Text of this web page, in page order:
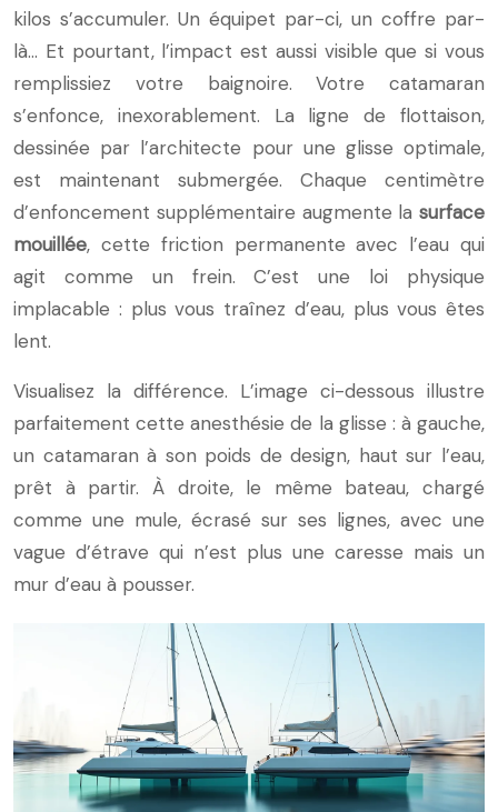
kilos s’accumuler. Un équipet par-ci, un coffre par-
là… Et pourtant, l’impact est aussi visible que si vous
remplissiez votre baignoire. Votre catamaran
s’enfonce, inexorablement. La ligne de flottaison,
dessinée par l’architecte pour une glisse optimale,
est maintenant submergée. Chaque centimètre
d’enfoncement supplémentaire augmente la surface
mouillée, cette friction permanente avec l’eau qui
agit comme un frein. C’est une loi physique
implacable : plus vous traînez d’eau, plus vous êtes
lent.
Visualisez la différence. L’image ci-dessous illustre
parfaitement cette anesthésie de la glisse : à gauche,
un catamaran à son poids de design, haut sur l’eau,
prêt à partir. À droite, le même bateau, chargé
comme une mule, écrasé sur ses lignes, avec une
vague d’étrave qui n’est plus une caresse mais un
mur d’eau à pousser.